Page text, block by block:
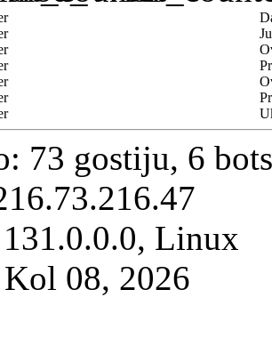
73 gostiju, 6
Linux
08, 2026